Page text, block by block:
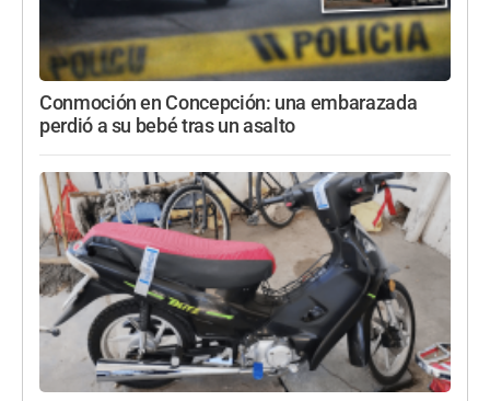
Conmoción en Concepción: una embarazada
perdió a su bebé tras un asalto